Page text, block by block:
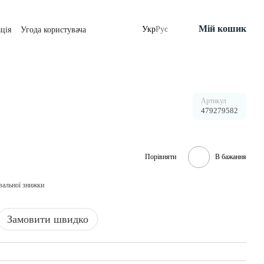
Угода користувача УкрРус Мій кошик
Артикул
479279582
Порівняти В бажання
знижки
Замовити швидко